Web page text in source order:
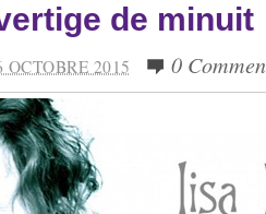
de minuit
OCTOBRE 2015 0